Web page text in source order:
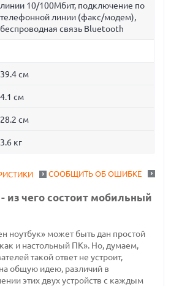
линии 10/100Мбит, подключение по
телефонной линии (факс/модем),
беспроводная связь Bluetooth
39.4 см
4.1 см
28.2 см
3.6 кг
СООБЩИТЬ ОБ ОШИБКЕ
из чего состоит мобильный
ноутбук» может быть дан простой
как и настольный ПК». Но, думаем,
такой ответ не устроит,
общую идею, различий в
этих двух устройств с каждым